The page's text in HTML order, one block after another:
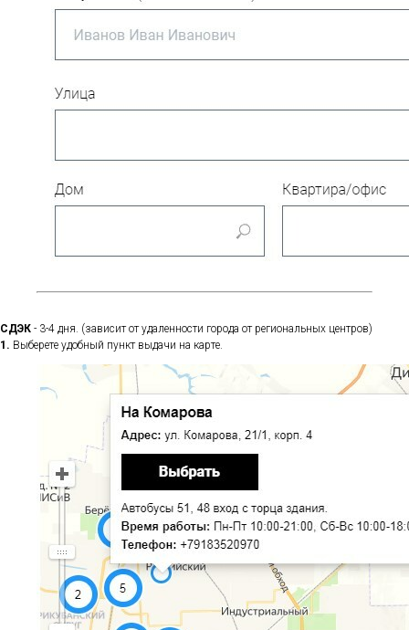
СДЭК - 3-4 дня. (зависит от удаленности города от региональных центров)
1. Выберете удобный пункт выдачи на карте.